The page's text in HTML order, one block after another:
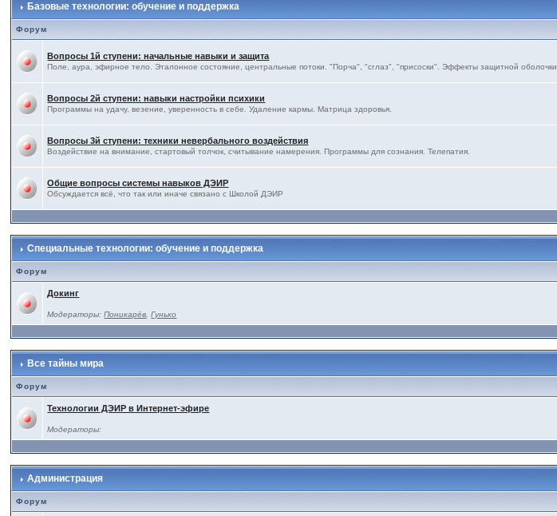
Базовые технологии: обучение и поддержка
Форум
Вопросы 1й ступени: начальные навыки и защита
Поле, аура, эфирное тело. Эталонное состояние, центральные потоки. "Порча", "сглаз", "присоски". Эффекты защитной оболочки.
Вопросы 2й ступени: навыки настройки психики
Программы на удачу, везение, уверенность в себе. Удаление кармы. Матрица здоровья.
Вопросы 3й ступени: техники невербального воздействия
Воздействие на внимание, стартовый толчок, считывание намерения. Программы для сознания. Телепатия.
Общие вопросы системы навыков ДЭИР
Обсуждается всё, что так или иначе связано с Школой ДЭИР
Специальные технологии: обучение и поддержка
Форум
Докинг
Модераторы:Поникарёв ,Гунько
Все тайны мира
Форум
Технологии ДЭИР в Интернет-эфире
Модераторы:
Администрация
Форум